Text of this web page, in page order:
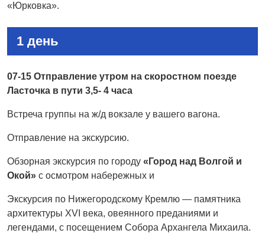
«Юрковка».
1 день
07-15 Отправление утром на скоростном поезде
Ласточка в пути 3,5- 4 часа
Встреча группы на ж/д вокзале у вашего вагона.
Отправление на экскурсию.
Обзорная экскурсия по городу «Город над Волгой и
Окой» с осмотром набережных и
Экскурсия по Нижегородскому Кремлю — памятника
архитектуры XVI века, овеянного преданиями и
легендами, с посещением Собора Архангела Михаила.